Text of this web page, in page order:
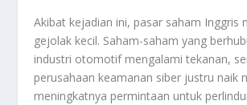
Akibat kejadian ini, pasar saham Inggris
gejolak kecil. Saham-saham yang
industri otomotif mengalami tekanan,
perusahaan keamanan siber justru naik
meningkatnya permintaan untuk